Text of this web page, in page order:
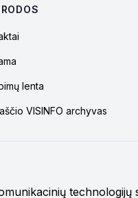
lenta
VISINFO archyvas
technologijų